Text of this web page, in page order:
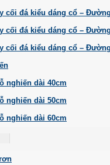
cối đá kiểu dáng cổ –
cối đá kiểu dáng cổ –
cối đá kiểu dáng cổ –
nghiến dài 40cm
nghiến dài 50cm
nghiến dài 60cm